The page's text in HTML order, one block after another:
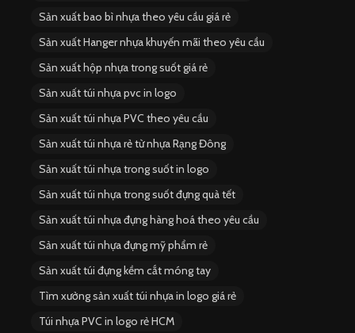
Sản xuất bao bì nhựa theo yêu cầu giá rẻ
Sản xuất Hanger nhựa khuyến mãi theo yêu cầu
Sản xuất hộp nhựa trong suốt giá rẻ
Sản xuất túi nhựa pvc in logo
Sản xuất túi nhựa PVC theo yêu cầu
Sản xuất túi nhựa rẻ từ nhựa Rạng Đông
Sản xuất túi nhựa trong suốt in logo
Sản xuất túi nhựa trong suốt đựng quà tết
Sản xuất túi nhựa đựng hàng hoá theo yêu cầu
Sản xuất túi nhựa đựng mỹ phẩm rẻ
Sản xuất túi đựng kềm cắt móng tay
Tìm xưởng sản xuất túi nhựa in logo giá rẻ
Túi nhựa PVC in logo rẻ HCM